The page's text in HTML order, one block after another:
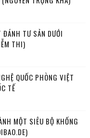
ĐÁNH TƯ SẢN DƯỚI
THI)
QUỐC PHÒNG VIỆT
TẾ
MỘT SIÊU BỘ KHỐNG